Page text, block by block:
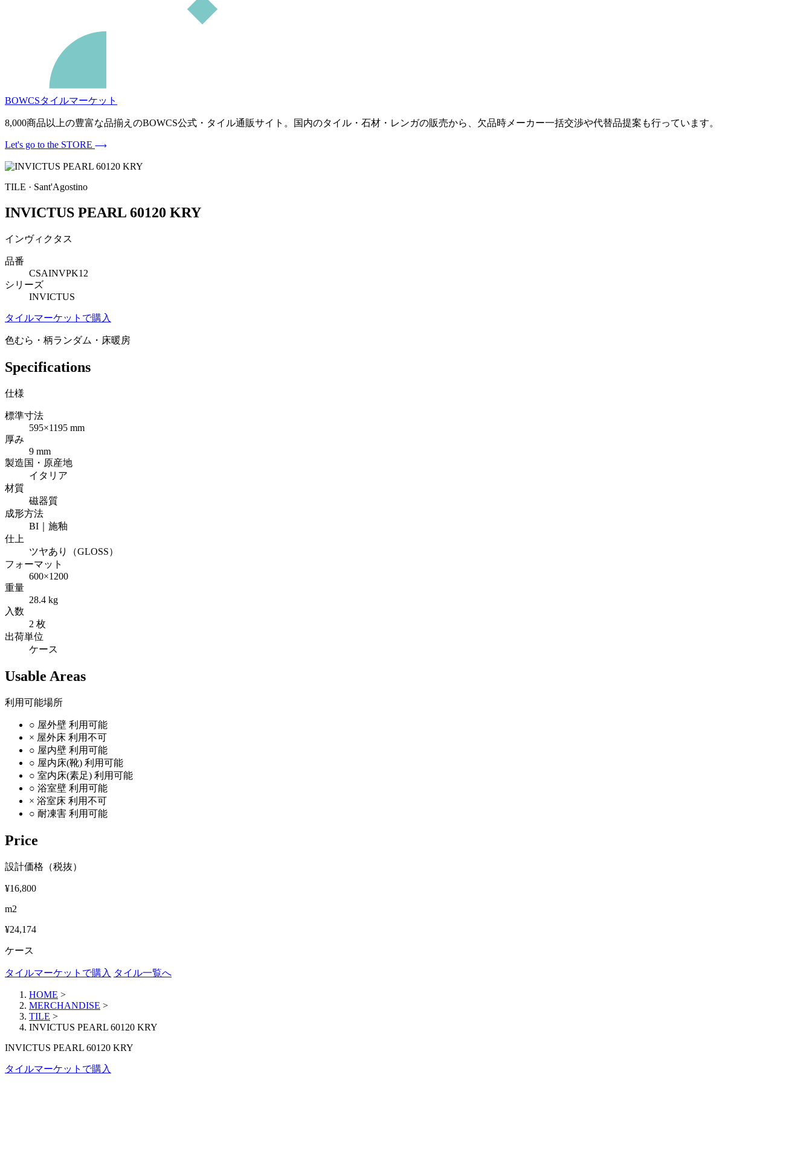
BOWCSタイルマーケット
8,000商品以上の豊富な品揃えのBOWCS公式・タイル通販サイト。国内のタイル・石材・レンガの販売から、欠品時メーカー一括交渉や代替品提案も行っています。
Let's go to the STORE
TILE · Sant'Agostino
INVICTUS PEARL 60120 KRY
インヴィクタス
品番
CSAINVPK12
シリーズ
INVICTUS
タイルマーケットで購入
色むら・柄ランダム・床暖房
Specifications
仕様
標準寸法
595×1195 mm
厚み
9 mm
製造国・原産地
イタリア
材質
磁器質
成形方法
BI｜施釉
仕上
ツヤあり（GLOSS）
フォーマット
600×1200
重量
28.4 kg
入数
2 枚
出荷単位
ケース
Usable Areas
利用可能場所
○ 屋外壁 利用可能
× 屋外床 利用不可
○ 屋内壁 利用可能
○ 屋内床(靴) 利用可能
○ 室内床(素足) 利用可能
○ 浴室壁 利用可能
× 浴室床 利用不可
○ 耐凍害 利用可能
Price
設計価格（税抜）
¥16,800
m2
¥24,174
ケース
タイルマーケットで購入 タイル一覧へ
HOME >
MERCHANDISE >
TILE >
INVICTUS PEARL 60120 KRY
INVICTUS PEARL 60120 KRY
タイルマーケットで購入